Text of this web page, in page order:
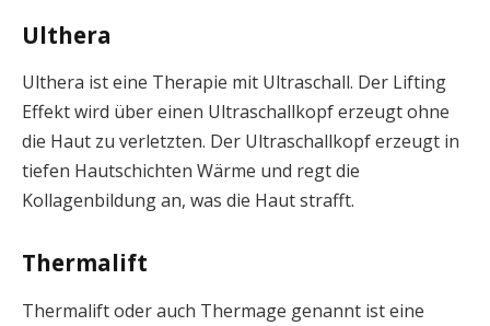
Ulthera
Ulthera ist eine Therapie mit Ultraschall. Der Lifting
Effekt wird über einen Ultraschallkopf erzeugt ohne
die Haut zu verletzten. Der Ultraschallkopf erzeugt in
tiefen Hautschichten Wärme und regt die
Kollagenbildung an, was die Haut strafft.
Thermalift
Thermalift oder auch Thermage genannt ist eine